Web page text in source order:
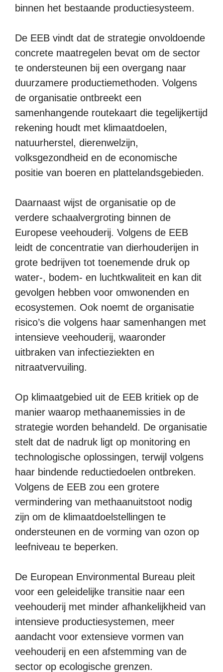
binnen het bestaande productiesysteem.
De EEB vindt dat de strategie onvoldoende
concrete maatregelen bevat om de sector
te ondersteunen bij een overgang naar
duurzamere productiemethoden. Volgens
de organisatie ontbreekt een
samenhangende routekaart die tegelijkertijd
rekening houdt met klimaatdoelen,
natuurherstel, dierenwelzijn,
volksgezondheid en de economische
positie van boeren en plattelandsgebieden.
Daarnaast wijst de organisatie op de
verdere schaalvergroting binnen de
Europese veehouderij. Volgens de EEB
leidt de concentratie van dierhouderijen in
grote bedrijven tot toenemende druk op
water-, bodem- en luchtkwaliteit en kan dit
gevolgen hebben voor omwonenden en
ecosystemen. Ook noemt de organisatie
risico’s die volgens haar samenhangen met
intensieve veehouderij, waaronder
uitbraken van infectieziekten en
nitraatvervuiling.
Op klimaatgebied uit de EEB kritiek op de
manier waarop methaanemissies in de
strategie worden behandeld. De organisatie
stelt dat de nadruk ligt op monitoring en
technologische oplossingen, terwijl volgens
haar bindende reductiedoelen ontbreken.
Volgens de EEB zou een grotere
vermindering van methaanuitstoot nodig
zijn om de klimaatdoelstellingen te
ondersteunen en de vorming van ozon op
leefniveau te beperken.
De European Environmental Bureau pleit
voor een geleidelijke transitie naar een
veehouderij met minder afhankelijkheid van
intensieve productiesystemen, meer
aandacht voor extensieve vormen van
veehouderij en een afstemming van de
sector op ecologische grenzen.